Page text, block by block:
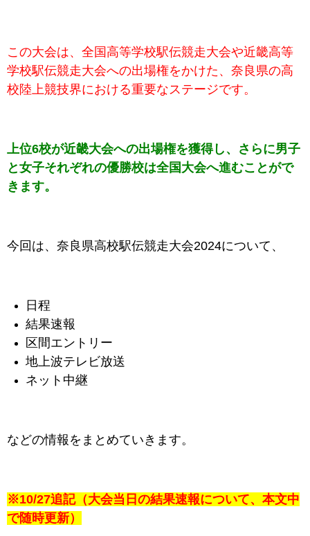
この大会は、全国高等学校駅伝競走大会や近畿高等
学校駅伝競走大会への出場権をかけた、奈良県の高
校陸上競技界における重要なステージです。
上位6校が近畿大会への出場権を獲得し、さらに男子
と女子それぞれの優勝校は全国大会へ進むことがで
きます。
今回は、奈良県高校駅伝競走大会2024について、
日程
結果速報
区間エントリー
地上波テレビ放送
ネット中継
などの情報をまとめていきます。
※10/27追記（大会当日の結果速報について、本文中
で随時更新）